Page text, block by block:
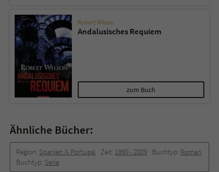
Robert Wilson
Andalusisches Requiem
zum Buch
Ähnliche Bücher:
Region: Spanien & Portugal Zeit: 1990 -­ 2009 Buchtyp: Roman
Buchtyp: Serie